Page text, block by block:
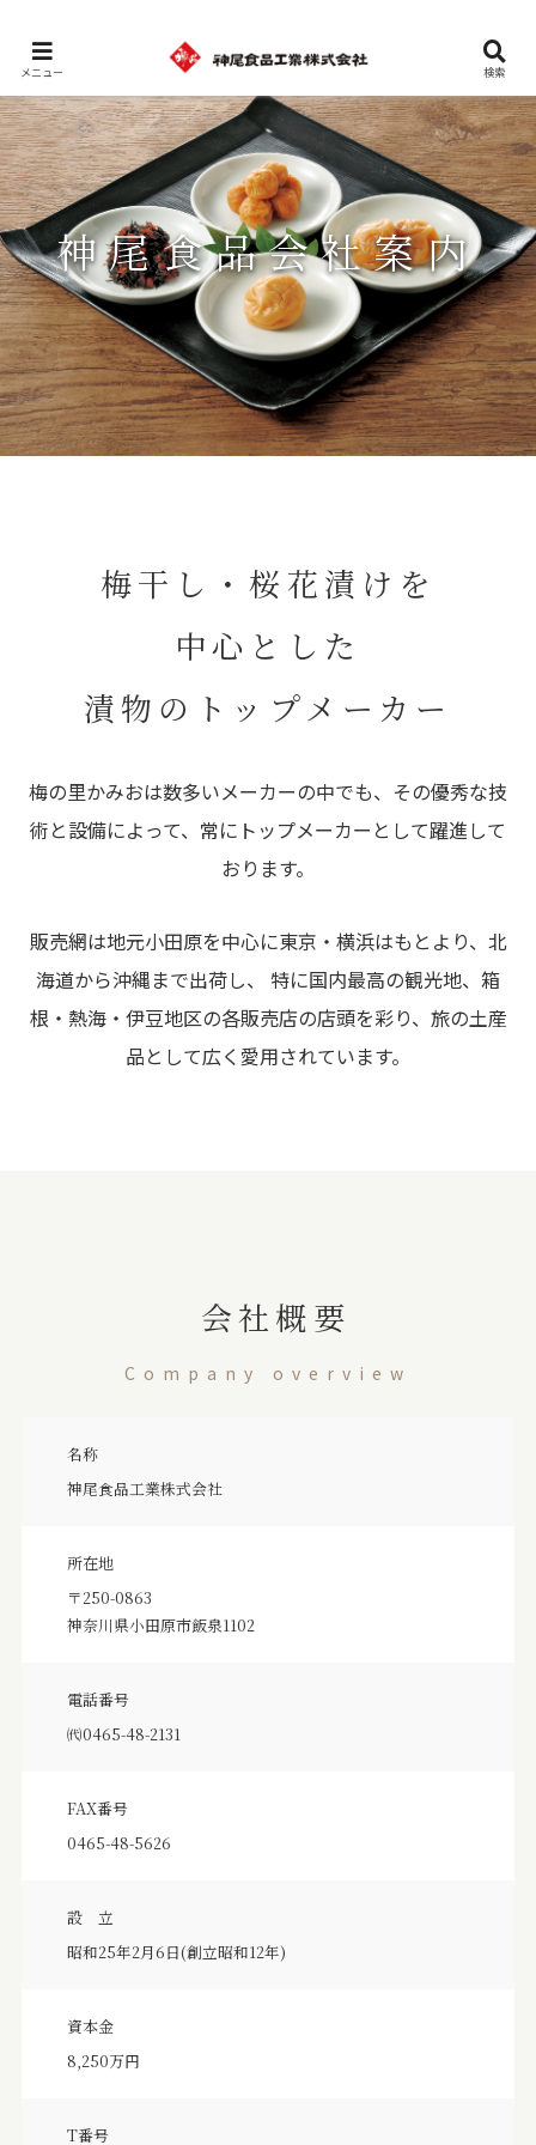
神尾食品会社案内
梅干し・桜花漬けを
中心とした
漬物のトップメーカー
梅の里かみおは数多いメーカーの中でも、その優秀な技
術と設備によって、常にトップメーカーとして躍進して
おります。
販売網は地元小田原を中心に東京・横浜はもとより、北
海道から沖縄まで出荷し、 特に国内最高の観光地、箱
根・熱海・伊豆地区の各販売店の店頭を彩り、旅の土産
品として広く愛用されています。
会社概要
Company overview
名称
神尾食品工業株式会社
所在地
〒250-0863
神奈川県小田原市飯泉1102
電話番号
㈹0465-48-2131
FAX番号
0465-48-5626
設 立
昭和25年2月6日(創立昭和12年)
資本金
8,250万円
T番号
メニュー 検索